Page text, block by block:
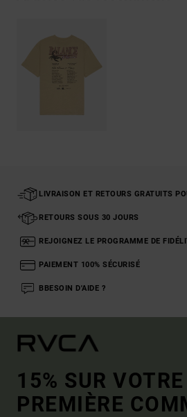
LIVRAISON ET RETOURS GRATUITS
RETOURS SOUS 30 JOURS
REJOIGNEZ LE PROGRAMME DE
PAIEMENT 100% SÉCURISÉ
BBESOIN D'AIDE ?
15% SUR VOTRE
PREMIÈRE